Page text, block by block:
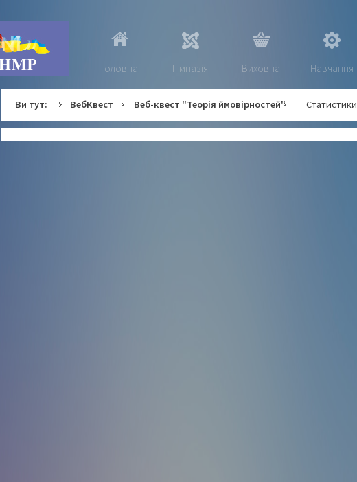
Головна Гімназія Виховна Навчання
Ви тут: ВебКвест Веб-квест "Теорія ймовірностей" Статистики